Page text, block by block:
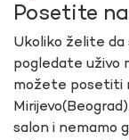
Posetite
Ukoliko želite
pogledate uživo
možete posetiti
salon i nemamo